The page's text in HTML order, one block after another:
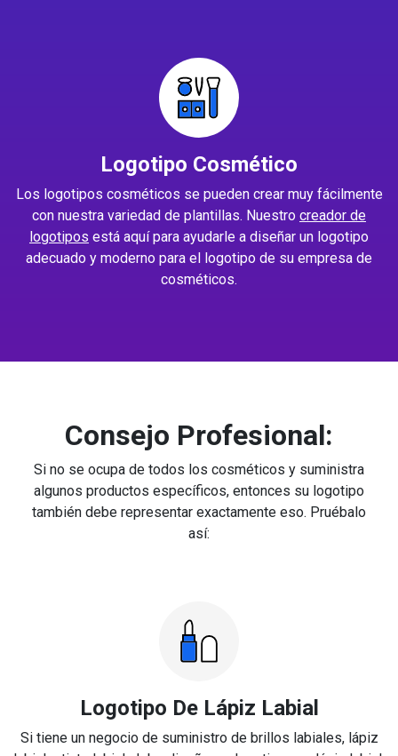
Logotipo Cosmético
Los logotipos cosméticos se pueden crear muy fácilmente
con nuestra variedad de plantillas. Nuestro creador de
logotipos está aquí para ayudarle a diseñar un logotipo
adecuado y moderno para el logotipo de su empresa de
cosméticos.
Consejo Profesional:
Si no se ocupa de todos los cosméticos y suministra
algunos productos específicos, entonces su logotipo
también debe representar exactamente eso. Pruébalo
así:
Logotipo De Lápiz Labial
Si tiene un negocio de suministro de brillos labiales, lápiz